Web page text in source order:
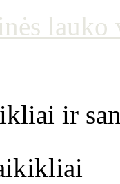
lauko
ir